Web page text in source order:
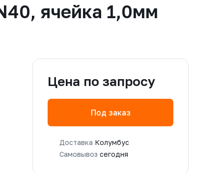
ячейка 1,0мм
Цена по запросу
Под заказ
Доставка Колумбус
Самовывоз сегодня